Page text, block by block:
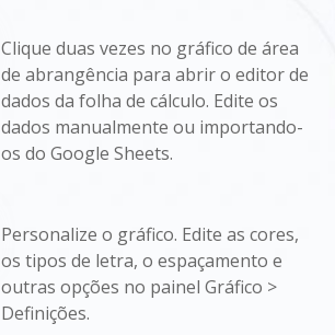
Clique duas vezes no gráfico de área
de abrangência para abrir o editor de
dados da folha de cálculo. Edite os
dados manualmente ou importando-
os do Google Sheets.
Personalize o gráfico. Edite as cores,
os tipos de letra, o espaçamento e
outras opções no painel Gráfico >
Definições.